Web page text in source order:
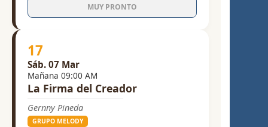
MUY PRONTO
17
Sáb. 07 Mar
Mañana 09:00 AM
La Firma del Creador
Gernny Pineda
GRUPO MELODY